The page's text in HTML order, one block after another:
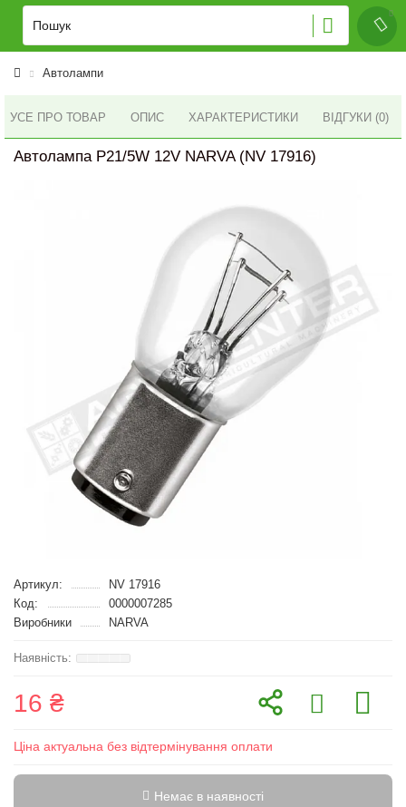
Автолампи
УСЕ ПРО ТОВАР ОПИС ХАРАКТЕРИСТИКИ ВІДГУКИ (0)
Автолампа P21/5W 12V NARVA (NV 17916)
Артикул:
NV 17916
Код:
0000007285
Виробники
NARVA
16 ₴
Ціна актуальна без відтермінування оплати
Немає в наявності